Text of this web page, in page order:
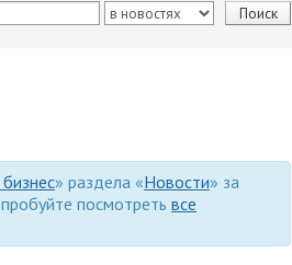
» раздела «Новости» за
посмотреть все